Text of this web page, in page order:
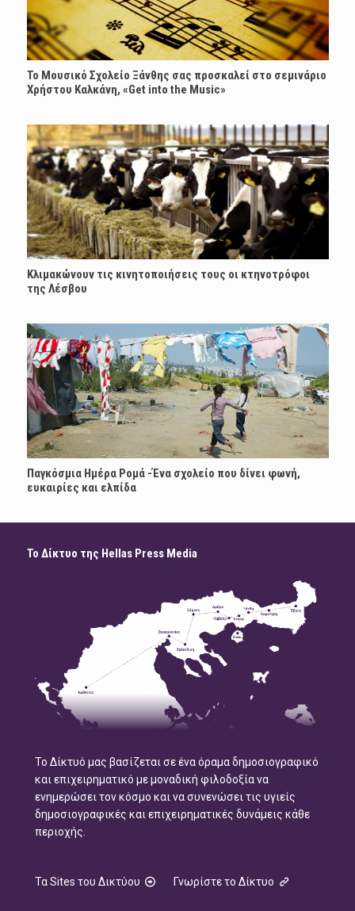
Το Μουσικό Σχολείο Ξάνθης σας προσκαλεί στο σεμινάριο
Χρήστου Καλκάνη, «Get into the Music»
Κλιμακώνουν τις κινητοποιήσεις τους οι κτηνοτρόφοι
της Λέσβου
Παγκόσμια Ημέρα Ρομά -Ένα σχολείο που δίνει φωνή,
ευκαιρίες και ελπίδα
Το Δίκτυο της Hellas Press Media
Το Δίκτυό μας βασίζεται σε ένα όραμα δημοσιογραφικό
και επιχειρηματικό με μοναδική φιλοδοξία να
ενημερώσει τον κόσμο και να συνενώσει τις υγιείς
δημοσιογραφικές και επιχειρηματικές δυνάμεις κάθε
περιοχής.
Τα Sites του Δικτύου Γνωρίστε το Δίκτυο